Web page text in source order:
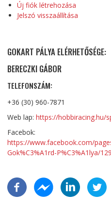
Új fiók létrehozása
Jelszó visszaállítása
GOKART PÁLYA ELÉRHETŐSÉGE:
BERECZKI GÁBOR
TELEFONSZÁM:
+36 (30) 960-7871
Web lap: https://hobbiracing.hu/
Facebok:
https://www.facebook.com/
Gok%C3%A1rd-P%C3%A1lya/